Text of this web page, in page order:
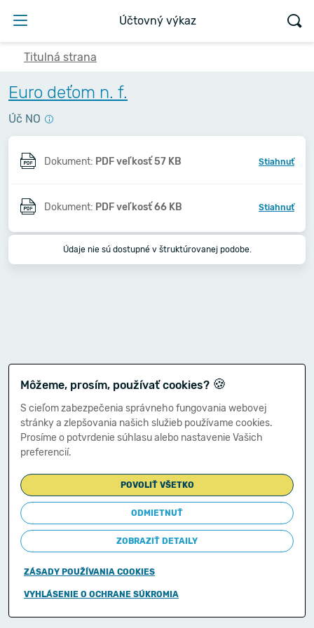
Účtovný výkaz
Titulná strana
Euro deťom n. f.
Úč NO
Dokument: PDF veľkosť 57 KB Stiahnuť
Dokument: PDF veľkosť 66 KB Stiahnuť
Údaje nie sú dostupné v štruktúrovanej podobe.
Môžeme, prosím, používať cookies? 🍪
S cieľom zabezpečenia správneho fungovania webovej
stránky a zlepšovania našich služieb používame cookies.
Prosíme o potvrdenie súhlasu alebo nastavenie Vašich
preferencií.
POVOLIŤ VŠETKO
ODMIETNUŤ
ZOBRAZIŤ DETAILY
ZÁSADY POUŽÍVANIA COOKIES
VYHLÁSENIE O OCHRANE SÚKROMIA
Copyright © 2011-2026